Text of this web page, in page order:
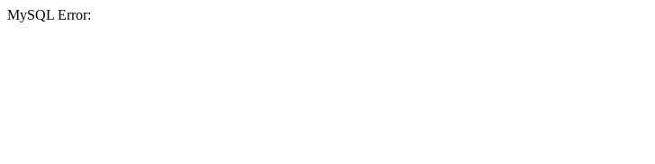
MySQL Error: